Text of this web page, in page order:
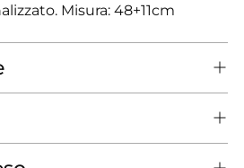
Misura: 48+11cm